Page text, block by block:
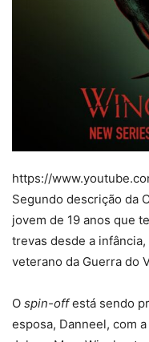
https://
Segundo descrição da
jovem de 19 anos que
trevas desde a
veterano da Guerra do
O spin-offestá sendo
esposa, Danneel, com